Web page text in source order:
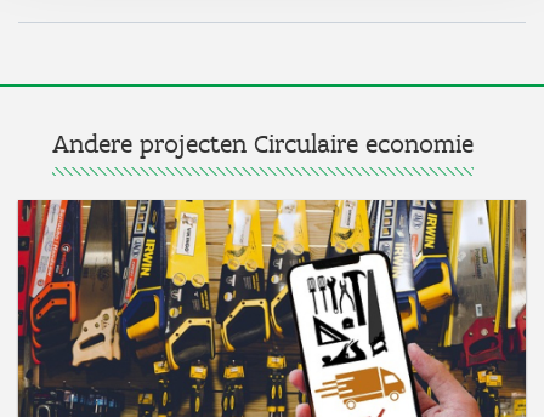
Andere projecten Circulaire economie